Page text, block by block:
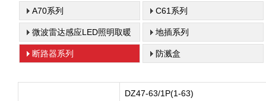
A70系列 C61系列
微波雷达感应LED照明取暖
器
地插系列
断路器系列 防溅盒
DZ47-63/1P(1-63)